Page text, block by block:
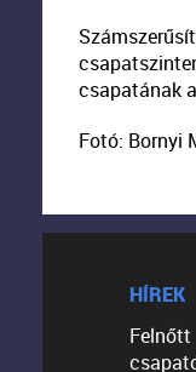
csapatának
Fotó: Bornyi
HÍREK
Felnőtt